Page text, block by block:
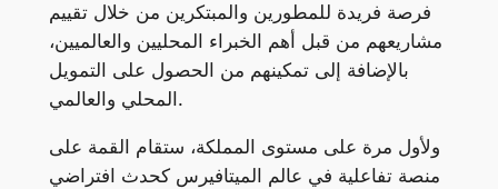
فرصة فريدة للمطورين والمبتكرين من خلال تقييم
مشاريعهم من قبل أهم الخبراء المحليين والعالميين،
بالإضافة إلى تمكينهم من الحصول على التمويل
المحلي والعالمي.
ولأول مرة على مستوى المملكة، ستقام القمة على
منصة تفاعلية في عالم الميتافيرس كحدث افتراضي